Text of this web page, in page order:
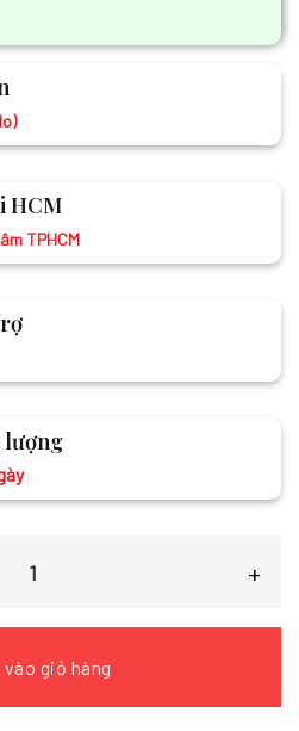
HCM
TPHCM
lượng
vào giỏ hàng